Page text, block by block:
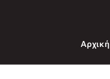
Αρχική